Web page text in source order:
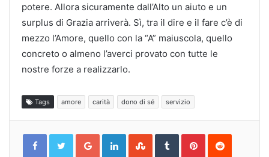
potere. Allora sicuramente dall’Alto un aiuto e un
surplus di Grazia arriverà. Sì, tra il dire e il fare c’è di
mezzo l’Amore, quello con la “A” maiuscola, quello
concreto o almeno l’averci provato con tutte le
nostre forze a realizzarlo.
Tags amore carità dono di sé servizio
Google+LinkedInStumbleUpon
TumblrPinterestReddit